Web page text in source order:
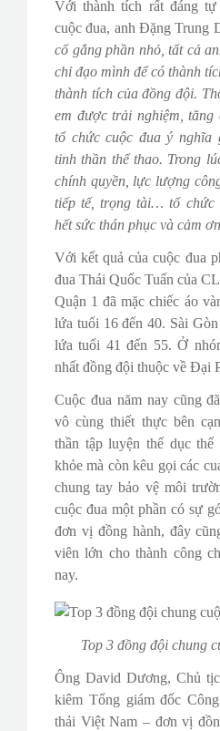
Với thành tích rất đáng
cuộc đua, anh Đặng Trung
cố gắng phần nhỏ, tất cả
chỉ đạo mình để có thành
thành tích của đồng đội.
em được trải nghiệm,
tổ chức cuộc đua ý nghĩa
tinh thần thể thao. Trong
chính quyền, lực lượng
tiếp tế, trọng tài… tổ chức
hết sức thán phục và cảm
Với kết quả của cuộc đua
đua Thái Quốc Tuấn của
Quận 1 đã mặc chiếc áo
lứa tuổi 16 đến 40. Sài
lứa tuổi 41 đến 55. Ở
nhất đồng đội thuộc về Đại
Cuộc đua năm nay cũng
vô cùng thiết thực bên
thần tập luyện thể dục
khỏe mà còn kêu gọi các
chung tay bảo vệ môi
cuộc đua một phần có sự
đơn vị đồng hành, đây
viên lớn cho thành công
nay.
Top 3 đồng đội chung
Ông David Dương, Chủ
kiêm Tổng giám đốc
thải Việt Nam – đơn vị